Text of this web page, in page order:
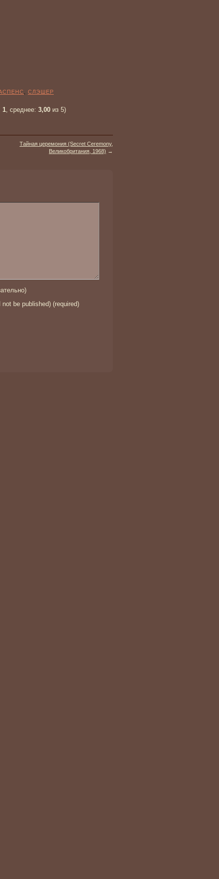
СЛЭШЕР
1, среднее: 3,00 из 5)
Тайная церемония (Secret Ceremony,
Великобритания, 1968) →
not be published) (required)